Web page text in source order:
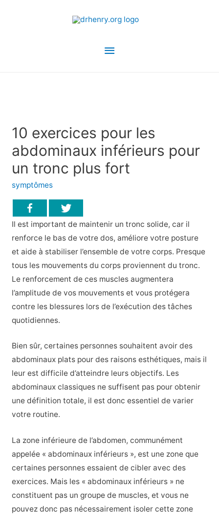
Menu
10 exercices pour les
abdominaux inférieurs pour
un tronc plus fort
symptômes
Il est important de maintenir un tronc solide, car il
renforce le bas de votre dos, améliore votre posture
et aide à stabiliser l’ensemble de votre corps. Presque
tous les mouvements du corps proviennent du tronc.
Le renforcement de ces muscles augmentera
l’amplitude de vos mouvements et vous protégera
contre les blessures lors de l’exécution des tâches
quotidiennes.
Bien sûr, certaines personnes souhaitent avoir des
abdominaux plats pour des raisons esthétiques, mais il
leur est difficile d’atteindre leurs objectifs. Les
abdominaux classiques ne suffisent pas pour obtenir
une définition totale, il est donc essentiel de varier
votre routine.
La zone inférieure de l’abdomen, communément
appelée « abdominaux inférieurs », est une zone que
certaines personnes essaient de cibler avec des
exercices. Mais les « abdominaux inférieurs » ne
constituent pas un groupe de muscles, et vous ne
pouvez donc pas nécessairement isoler cette zone